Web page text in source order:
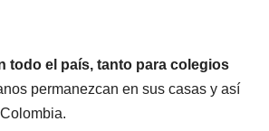
todo el país, tanto para colegios
permanezcan en sus casas y así